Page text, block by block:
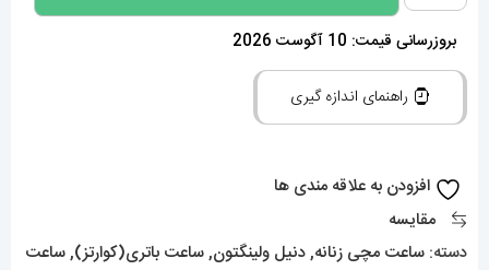
زنانه
دنیل
ولینگتون
چهارگوش
سبز
بروزرسانی قیمت: 10 آگوست 2026
راهنمای اندازه گیری
افزودن به علاقه مندی ها
مقایسه
دسته: ساعت مچی زنانه,دنیل ولینگتون,ساعت باتری(کوارتز),ساعت